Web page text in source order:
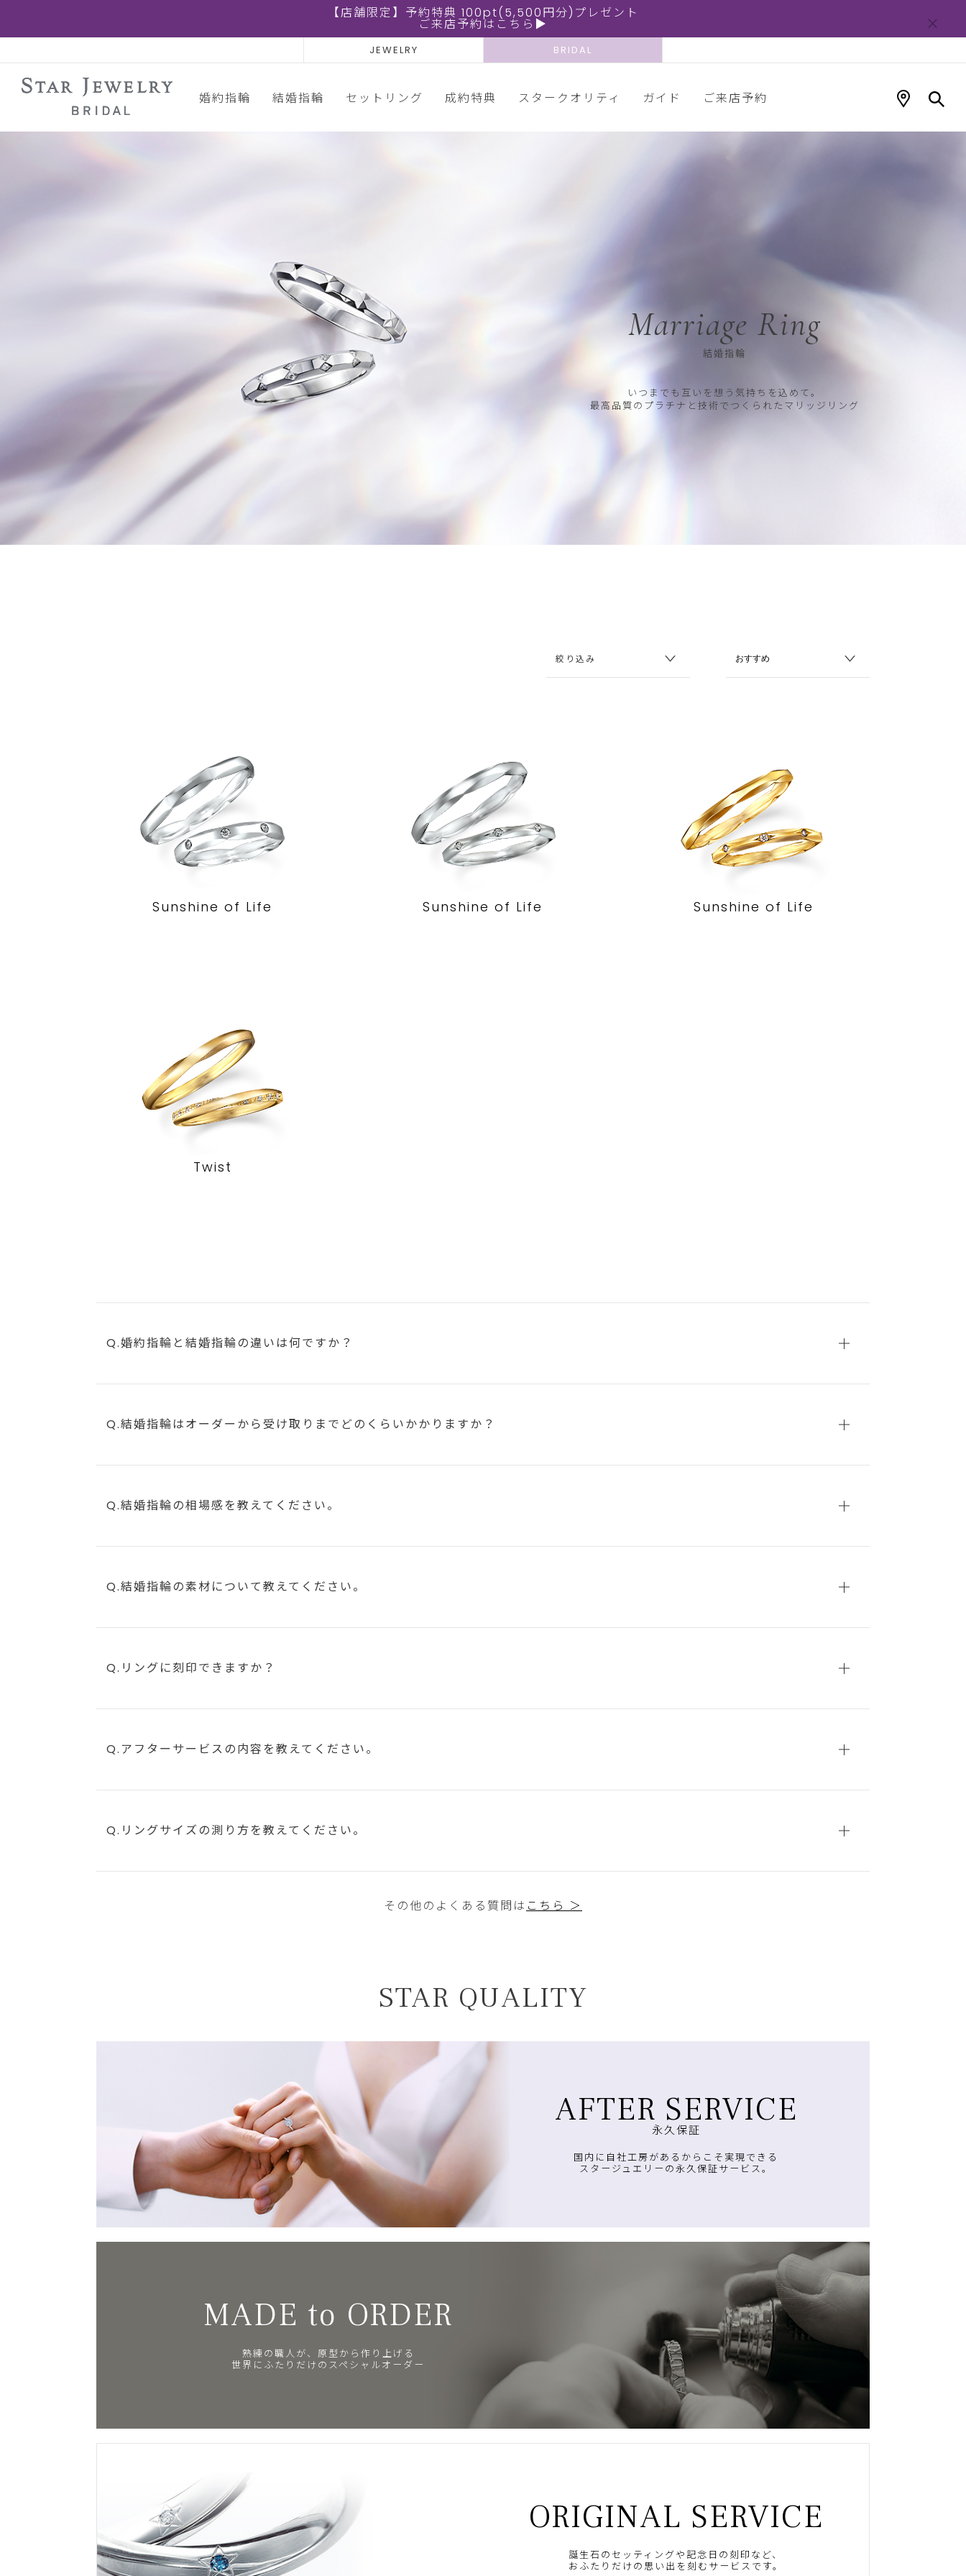
【店舗限定】予約特典 100pt(5,500円分)プレゼント
ご来店予約はこちら▶
JEWELRY BRIDAL
婚約指輪 結婚指輪 セットリング 成約特典 スタークオリティ ガイド ご来店予約
Marriage Ring
結婚指輪
いつまでも互いを想う気持ちを込めて。
最高品質のプラチナと技術でつくられたマリッジリング
絞り込み
Sunshine of Life Sunshine of Life Sunshine of Life
Twist
Q.婚約指輪と結婚指輪の違いは何ですか？
Q.結婚指輪はオーダーから受け取りまで どのくらいかかりますか？
Q.結婚指輪の相場感を教えてください。
Q.結婚指輪の素材について教えてください。
Q.リングに刻印できますか？
Q.アフターサービスの内容を教えてください。
Q.リングサイズの測り方を教えてください。
その他のよくある質問は こちら ＞
STAR QUALITY
AFTER SERVICE
永久保証
国内に自社工房があるからこそ実現できる
スタージュエリーの永久保証サービス。
MADE to ORDER
熟練の職人が、原型から作り上げる
世界にふたりだけのスペシャルオーダー
ORIGINAL SERVICE
誕生石のセッティングや記念日の刻印など、
おふたりだけの思い出を刻むサービスです。